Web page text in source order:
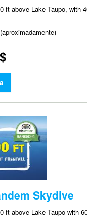
ft above Lake Taupo, with
Skydive
ft above Lake Taupo with